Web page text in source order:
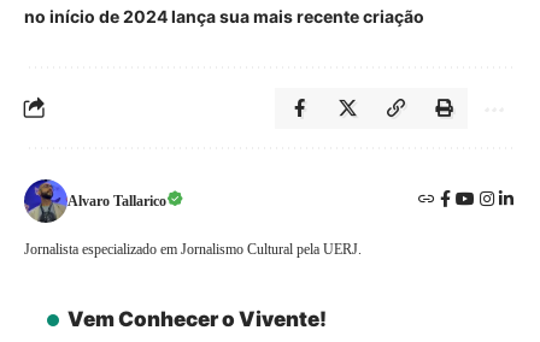
no início de 2024 lança sua mais recente criação
Alvaro Tallarico
Jornalista especializado em Jornalismo Cultural pela UERJ.
Vem Conhecer o Vivente!